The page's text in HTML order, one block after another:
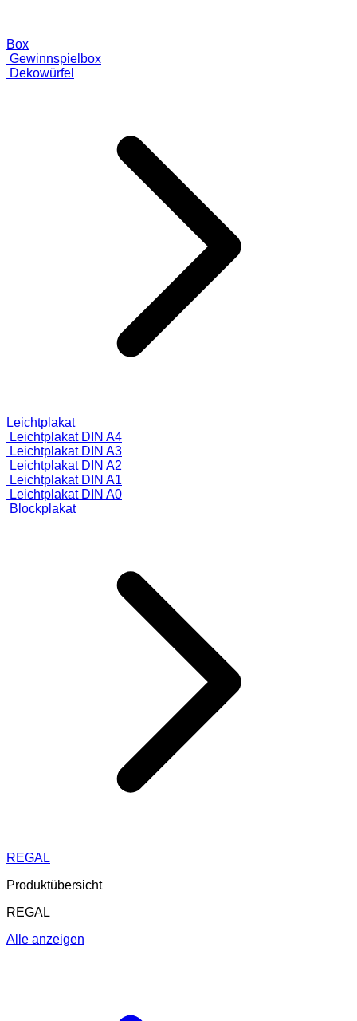
Box
Gewinnspielbox
Dekowürfel
Leichtplakat
Leichtplakat DIN A4
Leichtplakat DIN A3
Leichtplakat DIN A2
Leichtplakat DIN A1
Leichtplakat DIN A0
Blockplakat
REGAL
Produktübersicht
REGAL
Alle anzeigen